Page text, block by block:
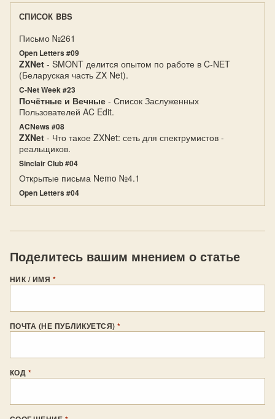
СПИСОК BBS
Письмо №261
Open Letters #09
ZXNet - SMONT делится опытом по работе в C-NET
(Беларуская часть ZX Net).
C-Net Week #23
Почётные и Вечные - Список Заслуженных
Пользователей AC Edit.
ACNews #08
ZXNet - Что такое ZXNet: сеть для спектрумистов -
реальщиков.
Sinclair Club #04
Открытые письма Nemo №4.1
Open Letters #04
Поделитесь вашим мнением о статье
НИК / ИМЯ *
ПОЧТА (НЕ ПУБЛИКУЕТСЯ)*
КОД *